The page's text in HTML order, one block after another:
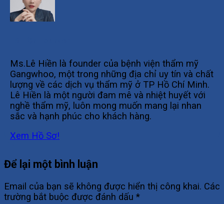
Ms.Lê Hiền là founder của bệnh viện thẩm mỹ
Gangwhoo, một trong những địa chỉ uy tín và chất
lượng về các dịch vụ thẩm mỹ ở TP Hồ Chí Minh.
Lê Hiền là một người đam mê và nhiệt huyết với
nghề thẩm mỹ, luôn mong muốn mang lại nhan
sắc và hạnh phúc cho khách hàng.
Xem Hồ Sơ!
Để lại một bình luận
Email của bạn sẽ không được hiển thị công khai. Các
trường bắt buộc được đánh dấu *